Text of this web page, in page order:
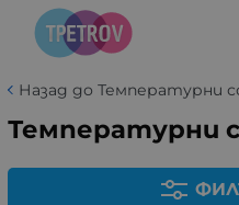
Назад до Температурни
Температурни